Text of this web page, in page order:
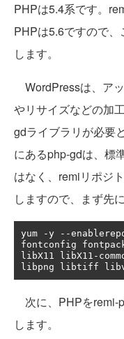
PHPは5.4系です。
PHPは5.6ですので
します。
WordPressは、ア
やリサイズなどの加
gdライブラリが必要
にあるphp-gdは、標
はなく、remiリポジ
しますので、まず先
yum -y --
fontconfig
libX11 libX11 -
libpng libtiff
次に、PHPをremi-
します。